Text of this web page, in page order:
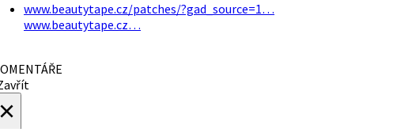
www.beautytape.cz/patches/?gad_source=1…
www.beautytape.cz…